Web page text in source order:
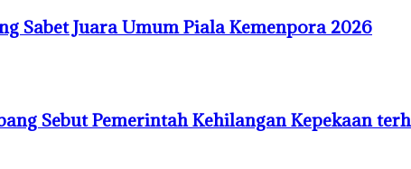
Sabet Juara Umum Piala Kemenpora 2026
Sebut Pemerintah Kehilangan Kepekaan